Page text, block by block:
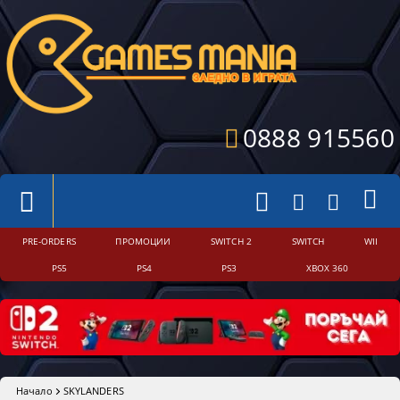
0888 915560
PRE-ORDERS ПРОМОЦИИ SWITCH 2 SWITCH WII
PS5 PS4 PS3 XBOX 360
Начало SKYLANDERS